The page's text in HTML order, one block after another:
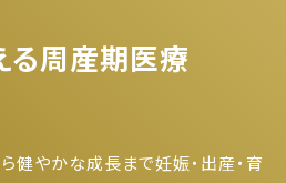
る周産期医療
健やかな成長まで妊娠・出産・育